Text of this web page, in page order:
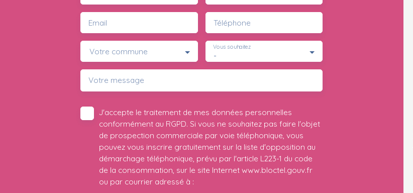
Email Téléphone
Votre commune -
Vous souhaitez
Votre message
J'accepte le traitement de mes données personnelles
conformément au RGPD. Si vous ne souhaitez pas faire l'objet
de prospection commerciale par voie téléphonique, vous
pouvez vous inscrire gratuitement sur la liste d'opposition au
démarchage téléphonique, prévu par l'article L223-1 du code
de la consommation, sur le site Internet www.bloctel.gouv.fr
ou par courrier adressé à :